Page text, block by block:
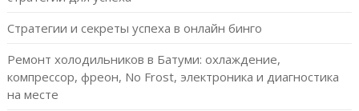
Стратегии и секреты успеха в онлайн бинго
Ремонт холодильников в Батуми: охлаждение,
компрессор, фреон, No Frost, электроника и диагностика
на месте